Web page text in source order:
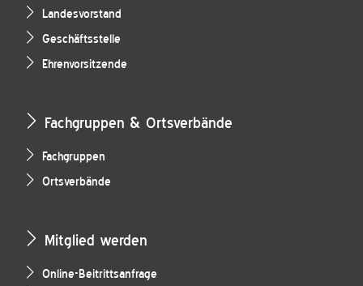
Landesvorstand
Geschäftsstelle
Ehrenvorsitzende
Fachgruppen & Ortsverbände
Fachgruppen
Ortsverbände
Mitglied werden
Online-Beitrittsanfrage